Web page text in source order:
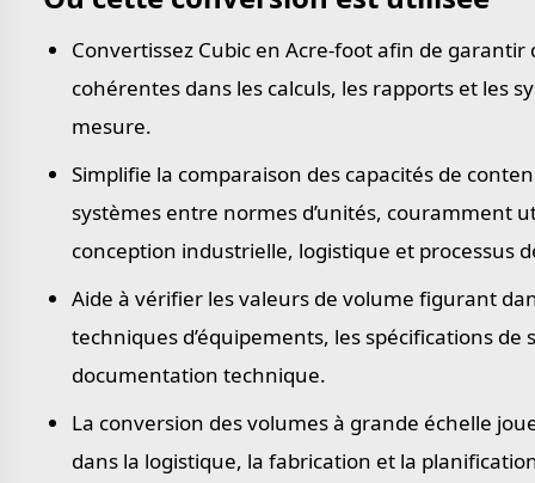
Convertissez Cubic en Acre-foot afin de garantir
cohérentes dans les calculs, les rapports et les
mesure.
Simplifie la comparaison des capacités de
systèmes entre normes d’unités, couramment
conception industrielle, logistique et processus
Aide à vérifier les valeurs de volume figurant
techniques d’équipements, les spécifications de
documentation technique.
La conversion des volumes à grande échelle
dans la logistique, la fabrication et la